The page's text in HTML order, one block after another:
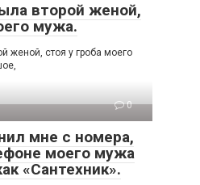
второй женой,
мужа.
женой, стоя у гроба моего
0
мне с номера,
моего мужа
«Сантехник».